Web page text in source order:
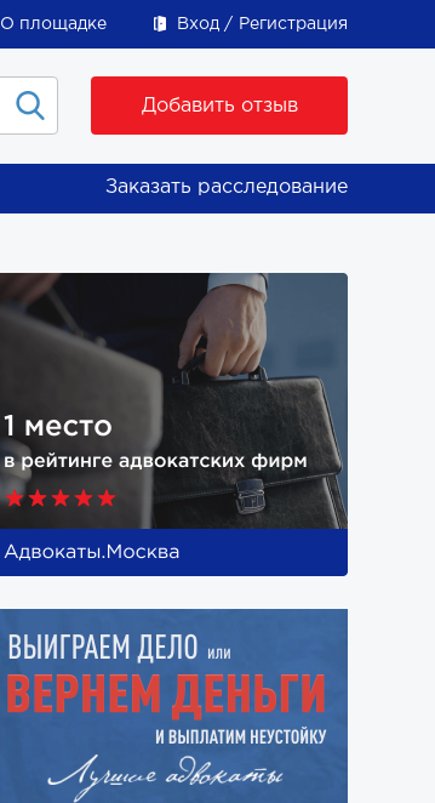
О площадке Вход Регистрация
Добавить отзыв
Заказать расследование